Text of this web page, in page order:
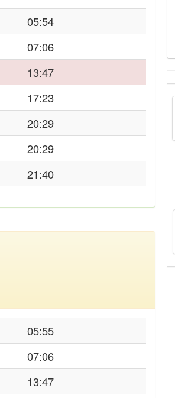
05:54
07:06
13:47
17:23
20:29
20:29
21:40
05:55
07:06
13:47